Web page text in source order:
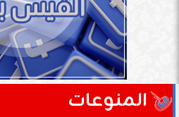
المنوعات